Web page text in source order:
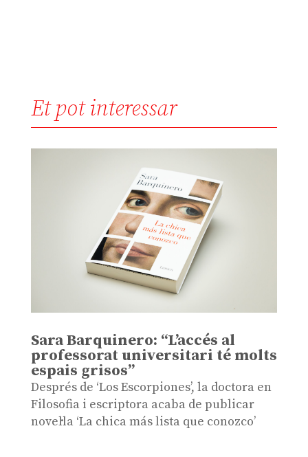
Et pot interessar
Sara Barquinero: “L’accés al
professorat universitari té molts
espais grisos”
Després de ‘Los Escorpiones’, la doctora en
Filosofia i escriptora acaba de publicar
novel·la ‘La chica más lista que conozco’